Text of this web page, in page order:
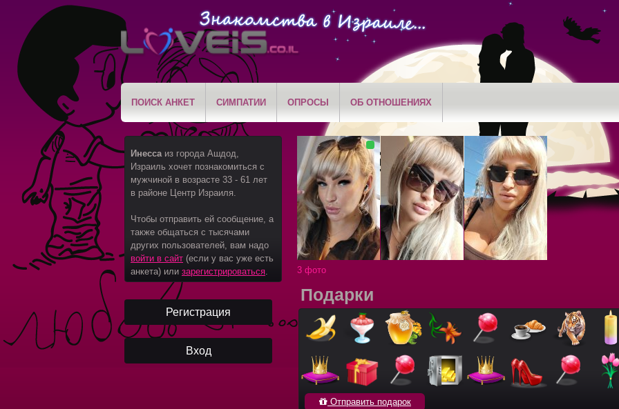
ПОИСК АНКЕТ СИМПАТИИ ОПРОСЫ ОБ ОТНОШЕНИЯХ
Инессаиз города Ашдод,
Израиль хочет познакомиться с
мужчиной в возрасте 33 - 61 лет
в районе Центр Израиля.
Чтобы отправить ей сообщение, а
также общаться с тысячами
других пользователей, вам надо
войти в сайт (если у вас уже есть
анкета) или зарегистрироваться. 3 фото
Подарки
Отправить подарок